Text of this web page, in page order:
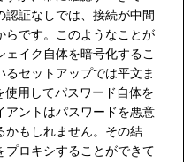
証なしでは、接続が中間
らです。このようなことが
イク自体を暗号化するこ
セットアップでは平文ま
使用してパスワード自体を
アントはパスワードを悪意
かもしれません。その結
プロキシすることができて